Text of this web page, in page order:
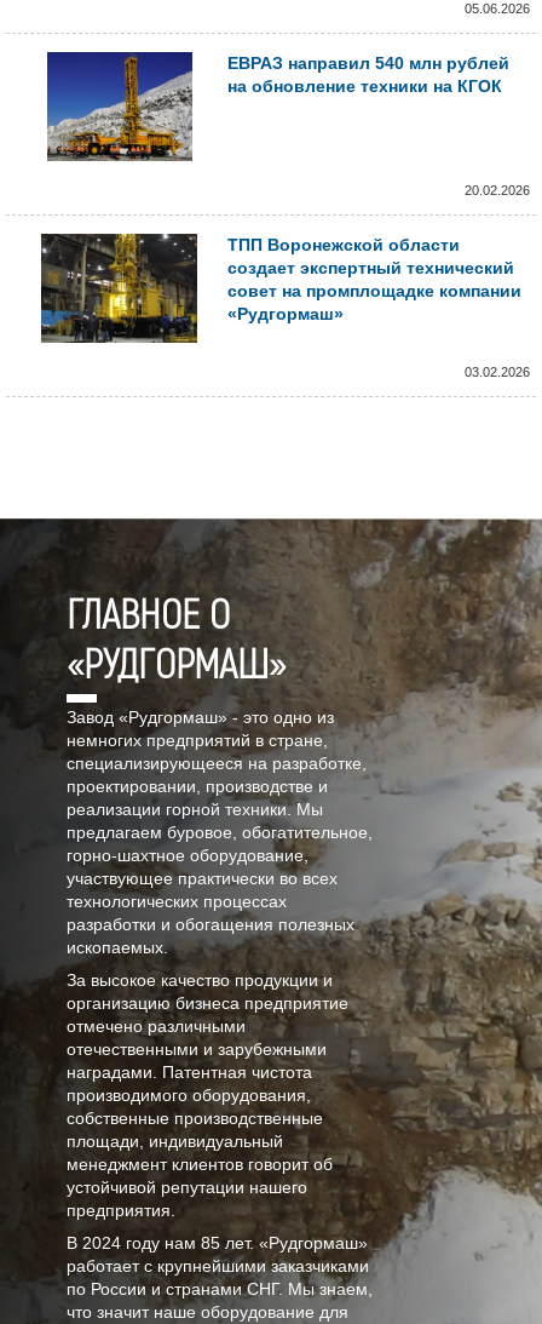
05.06.2026
ЕВРАЗ направил 540 млн рублей
на обновление техники на КГОК
20.02.2026
ТПП Воронежской области
создает экспертный технический
совет на промплощадке компании
«Рудгормаш»
03.02.2026
ГЛАВНОЕ О
«РУДГОРМАШ»
Завод «Рудгормаш» - это одно из
немногих предприятий в стране,
специализирующееся на разработке,
проектировании, производстве и
реализации горной техники. Мы
предлагаем буровое, обогатительное,
горно-шахтное оборудование,
участвующее практически во всех
технологических процессах
разработки и обогащения полезных
ископаемых.
За высокое качество продукции и
организацию бизнеса предприятие
отмечено различными
отечественными и зарубежными
наградами. Патентная чистота
производимого оборудования,
собственные производственные
площади, индивидуальный
менеджмент клиентов говорит об
устойчивой репутации нашего
предприятия.
В 2024 году нам 85 лет. «Рудгормаш»
работает с крупнейшими заказчиками
по России и странами СНГ. Мы знаем,
что значит наше оборудование для